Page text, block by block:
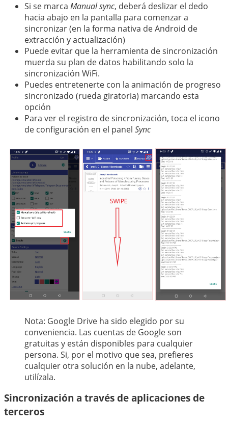
Si se marca Manual sync, deberá deslizar el dedo
hacia abajo en la pantalla para comenzar a
sincronizar (en la forma nativa de Android de
extracción y actualización)
Puede evitar que la herramienta de sincronización
muerda su plan de datos habilitando solo la
sincronización WiFi.
Puedes entretenerte con la animación de progreso
sincronizado (rueda giratoria) marcando esta
opción
Para ver el registro de sincronización, toca el icono
de configuración en el panel Sync
Nota: Google Drive ha sido elegido por su
conveniencia. Las cuentas de Google son
gratuitas y están disponibles para cualquier
persona. Si, por el motivo que sea, prefieres
cualquier otra solución en la nube, adelante,
utilízala.
Sincronización a través de aplicaciones de
terceros